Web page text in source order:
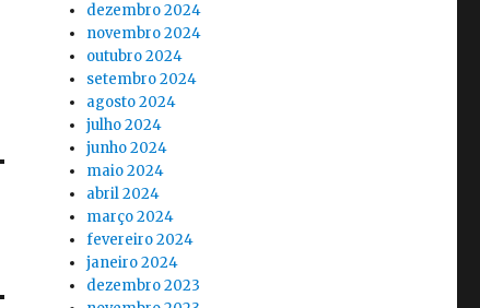
dezembro 2024
novembro 2024
outubro 2024
setembro 2024
agosto 2024
julho 2024
junho 2024
maio 2024
abril 2024
março 2024
fevereiro 2024
janeiro 2024
dezembro 2023